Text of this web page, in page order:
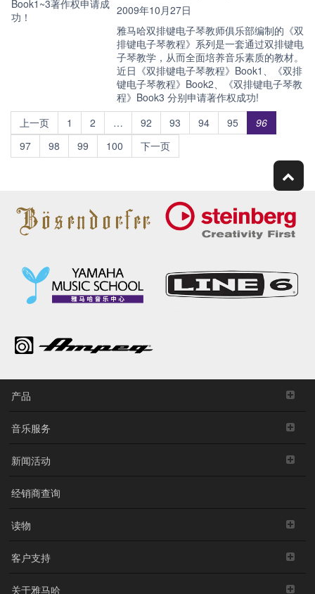
2009年10月27日
雅马哈双排键电子琴教师俱乐部编制的《双
排键电子琴教程》系列是一套通过双排键电
子琴教学，从而全面培养音乐素质的教材。
近日《双排键电子琴教程》Book1、《双排
键电子琴教程》Book2、《双排键电子琴教
程》Book3 分别申请著作权成功!
上一页
1 2 … 92 93 94 95
96
97
98 99 100 下一页
产品
音乐服务
新闻活动
经销商查询
读物
客户支持
关于雅马哈